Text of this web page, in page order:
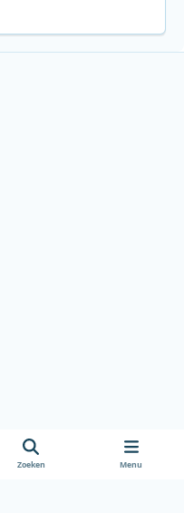
Zoeken Menu